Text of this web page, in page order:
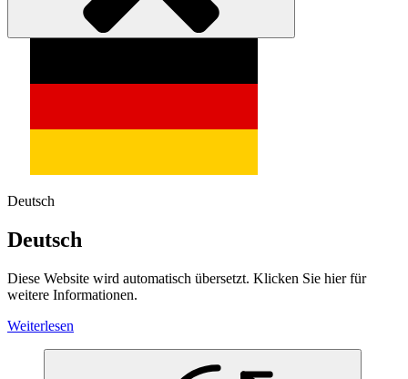
Deutsch
Deutsch
Diese Website wird automatisch übersetzt. Klicken Sie hier für
weitere Informationen.
Weiterlesen